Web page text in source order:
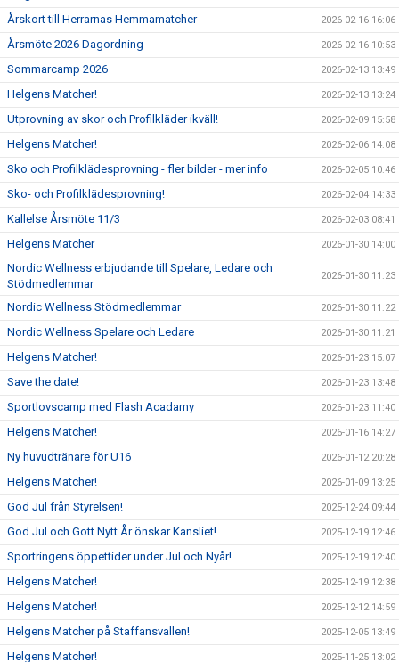
Årskort till Herrarnas Hemmamatcher 2026-02-16 16:06
Årsmöte 2026 Dagordning 2026-02-16 10:53
Sommarcamp 2026 2026-02-13 13:49
Helgens Matcher! 2026-02-13 13:24
Utprovning av skor och Profilkläder ikväll! 2026-02-09 15:58
Helgens Matcher! 2026-02-06 14:08
Sko och Profilklädesprovning - fler bilder - mer info 2026-02-05 10:46
Sko- och Profilklädesprovning! 2026-02-04 14:33
Kallelse Årsmöte 11/3 2026-02-03 08:41
Helgens Matcher 2026-01-30 14:00
Nordic Wellness erbjudande till Spelare, Ledare och
Stödmedlemmar
2026-01-30 11:23
Nordic Wellness Stödmedlemmar 2026-01-30 11:22
Nordic Wellness Spelare och Ledare 2026-01-30 11:21
Helgens Matcher! 2026-01-23 15:07
Save the date! 2026-01-23 13:48
Sportlovscamp med Flash Acadamy 2026-01-23 11:40
Helgens Matcher! 2026-01-16 14:27
Ny huvudtränare för U16 2026-01-12 20:28
Helgens Matcher! 2026-01-09 13:25
God Jul från Styrelsen! 2025-12-24 09:44
God Jul och Gott Nytt År önskar Kansliet! 2025-12-19 12:46
Sportringens öppettider under Jul och Nyår! 2025-12-19 12:40
Helgens Matcher! 2025-12-19 12:38
Helgens Matcher! 2025-12-12 14:59
Helgens Matcher på Staffansvallen! 2025-12-05 13:49
Helgens Matcher! 2025-11-25 13:02